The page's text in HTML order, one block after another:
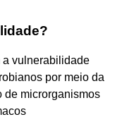
a vulnerabilidade
por meio da
de microrganismos